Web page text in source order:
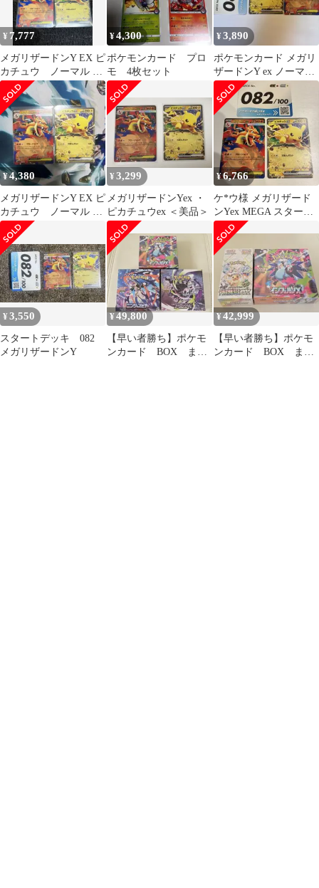
¥ 7,777
メガリザードンY EX ピ
カチュウ ノーマル ス
タートデッキ100 82/100
¥4,300
ポケモンカード プロ
モ 4枚セット
¥3,890
ポケモンカード メガリ
ザードンY ex ノーマル
085/74
¥4,380
メガリザードンY EX ピ
カチュウ ノーマル ス
タートデッキ100 82/100
¥3,299
メガリザードンYex ・
ピカチュウex ＜美品＞
¥6,766
ケ*ウ様 メガリザード
ンYex MEGA スタート
デッキ100 バトルコレ
クショ
¥3,550
スタートデッキ 082
メガリザードンY
¥49,800
【早い者勝ち】ポケモ
ンカード BOX まと
¥42,999
【早い者勝ち】ポケモ
ンカード BOX まと